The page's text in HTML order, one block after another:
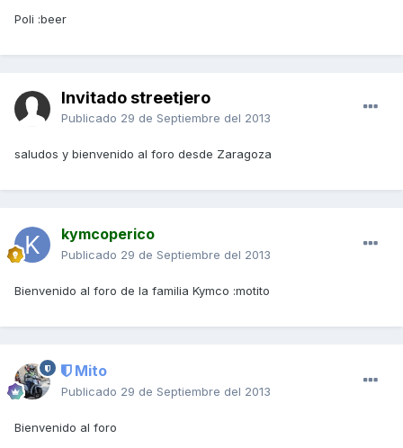
Poli :beer
Invitado streetjero
Publicado 29 de Septiembre del 2013
saludos y bienvenido al foro desde Zaragoza
kymcoperico
Publicado 29 de Septiembre del 2013
Bienvenido al foro de la familia Kymco :motito
Mito
Publicado 29 de Septiembre del 2013
Bienvenido al foro